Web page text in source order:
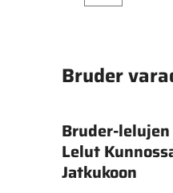
Bruder
Bruder-
Lelut
Jatkukoon